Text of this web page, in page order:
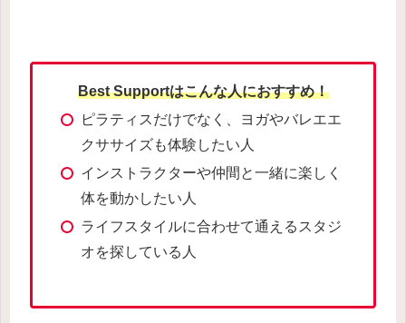
Best Supportはこんな人におすすめ！
ピラティスだけでなく、ヨガやバレエエ
クササイズも体験したい人
インストラクターや仲間と一緒に楽しく
体を動かしたい人
ライフスタイルに合わせて通えるスタジ
オを探している人